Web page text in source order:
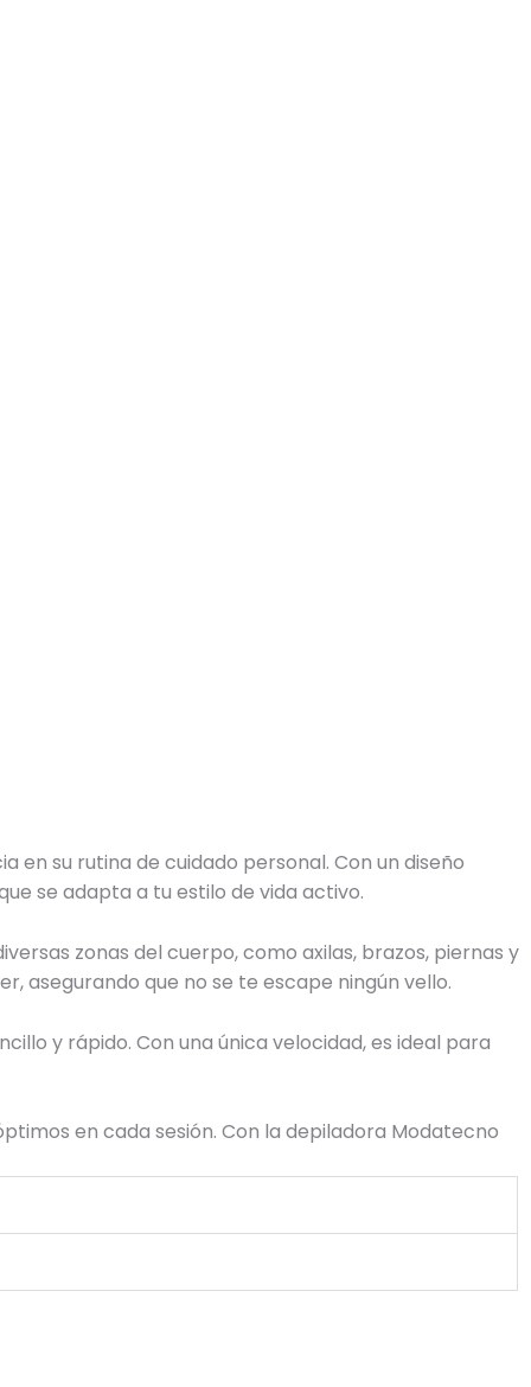
en su rutina de cuidado personal. Con un diseño
se adapta a tu estilo de vida activo.
zonas del cuerpo, como axilas, brazos, piernas y
asegurando que no se te escape ningún vello.
y rápido. Con una única velocidad, es ideal para
en cada sesión. Con la depiladora Modatecno